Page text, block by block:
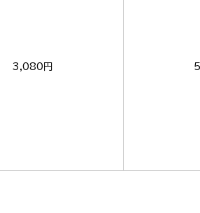
3,080円